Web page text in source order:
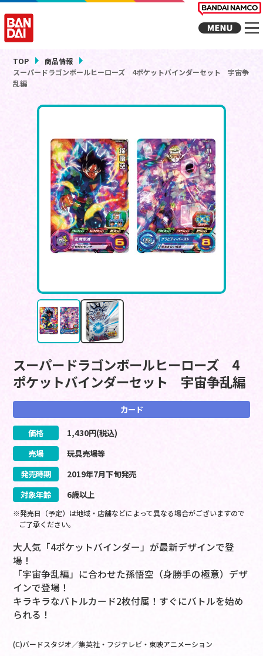
TOP
商品情報
スーパードラゴンボールヒーローズ 4ポケットバインダーセット 宇宙争
乱編
スーパードラゴンボールヒーローズ 4
ポケットバインダーセット 宇宙争乱編
カード
価格 1,430円(税込)
売場
玩具売場等
発売時期
2019年7月下旬発売
対象年齢
6歳以上
※発売日（予定）は地域・店舗などによって異なる場合がございますので
ご了承ください。
大人気「4ポケットバインダー」が最新デザインで登
場！
「宇宙争乱編」に合わせた孫悟空（身勝手の極意）デザ
インで登場！
キラキラなバトルカード2枚付属！すぐにバトルを始め
られる！
(C)バードスタジオ／集英社・フジテレビ・東映アニメーション